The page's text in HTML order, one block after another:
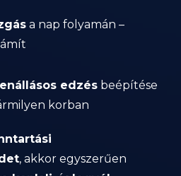
a nap folyamán –
edzés beépítése
korban
, akkor egyszerűen